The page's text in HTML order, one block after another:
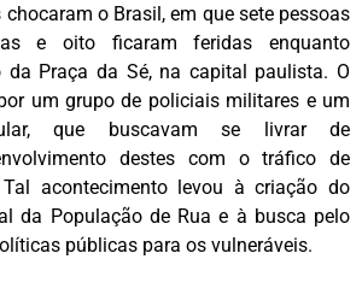
o Brasil, em que sete pessoas
e oito ficaram feridas enquanto
da Praça da Sé, na capital paulista. O
um grupo de policiais militares e um
que buscavam se livrar de
destes com o tráfico de
acontecimento levou à criação do
da População de Rua e à busca pelo
públicas para os vulneráveis.